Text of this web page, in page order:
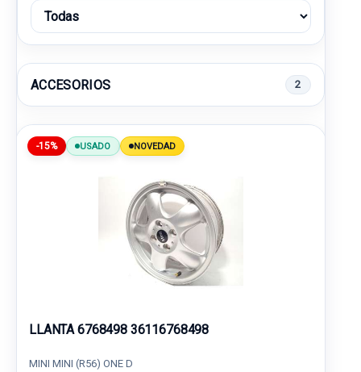
ACCESORIOS 2
-15% USADO NOVEDAD
LLANTA 6768498 36116768498
MINI MINI (R56) ONE D